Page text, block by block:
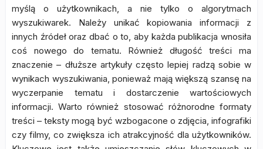
myślą o użytkownikach, a nie tylko o algorytmach
wyszukiwarek. Należy unikać kopiowania informacji z
innych źródeł oraz dbać o to, aby każda publikacja wnosiła
coś nowego do tematu. Również długość treści ma
znaczenie – dłuższe artykuły często lepiej radzą sobie w
wynikach wyszukiwania, ponieważ mają większą szansę na
wyczerpanie tematu i dostarczenie wartościowych
informacji. Warto również stosować różnorodne formaty
treści – teksty mogą być wzbogacone o zdjęcia, infografiki
czy filmy, co zwiększa ich atrakcyjność dla użytkowników.